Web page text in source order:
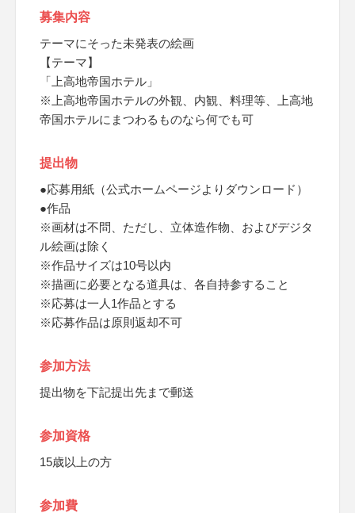
募集内容
テーマにそった未発表の絵画
【テーマ】
「上高地帝国ホテル」
※上高地帝国ホテルの外観、内観、料理等、上高地
帝国ホテルにまつわるものなら何でも可
提出物
●応募用紙（公式ホームページよりダウンロード）
●作品
※画材は不問、ただし、立体造作物、およびデジタ
ル絵画は除く
※作品サイズは10号以内
※描画に必要となる道具は、各自持参すること
※応募は一人1作品とする
※応募作品は原則返却不可
参加方法
提出物を下記提出先まで郵送
参加資格
15歳以上の方
参加費